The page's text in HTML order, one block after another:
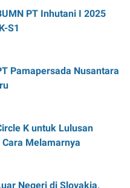
PT Inhutani I 2025
S1
Pamapersada Nusantara
K untuk Lulusan
Melamarnya
Negeri di Slovakia,